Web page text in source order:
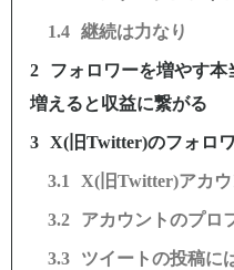
継続は力なり
フォロワーを増やす
増えると収益に繋がる
X(旧Twitter)のフォロ
X(旧Twitter)アカ
アカウントのプロ
ツイートの投稿に